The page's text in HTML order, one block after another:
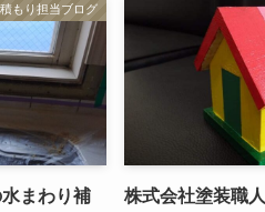
積もり担当ブログ
まわり補
株式会社塗装職